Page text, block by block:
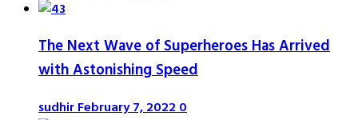
The Next Wave of Superheroes Has Arrived
with Astonishing Speed
sudhirFebruary 7, 20220